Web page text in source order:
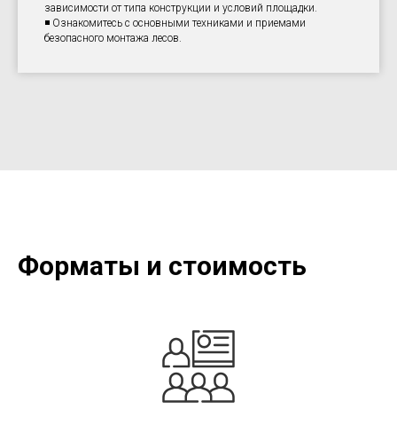
зависимости от типа конструкции и условий площадки.
◾️ Ознакомитесь с основными техниками и приемами
безопасного монтажа лесов.
Форматы и стоимость